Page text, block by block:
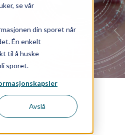
se vår
din sporet når
Én enkelt
til å huske
sporet.
Avslå